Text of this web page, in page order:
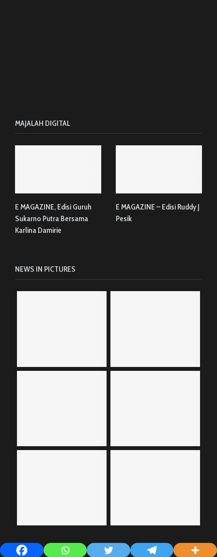
MAJALAH DIGITAL
E MAGAZINE, Edisi Guruh
Sukarno Putra Bersama
Karlina Damirie
E MAGAZINE – Edisi Ruddy J
Pesik
NEWS IN PICTURES